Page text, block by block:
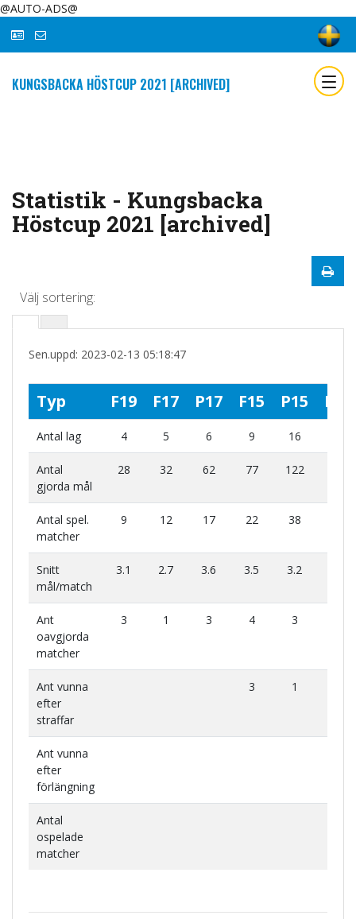
@AUTO-ADS@
KUNGSBACKA HÖSTCUP 2021 [ARCHIVED]
Statistik - Kungsbacka
Höstcup 2021 [archived]
Välj sortering:
Sen.uppd: 2023-02-13 05:18:47
Typ F19 F17 P17 F15 P15 F14
Antal lag 4 5 6 9 16
Antal
gjorda mål
28 32 62 77 122
Antal spel.
matcher
9 12 17 22 38
Snitt
mål/match
3.1 2.7 3.6 3.5 3.2
Ant
oavgjorda
matcher
3 1 3 4 3
Ant vunna
efter
straffar
3 1
Ant vunna
efter
förlängning
Antal
ospelade
matcher